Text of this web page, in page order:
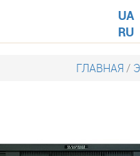
UA
RU
ГЛАВНАЯ/